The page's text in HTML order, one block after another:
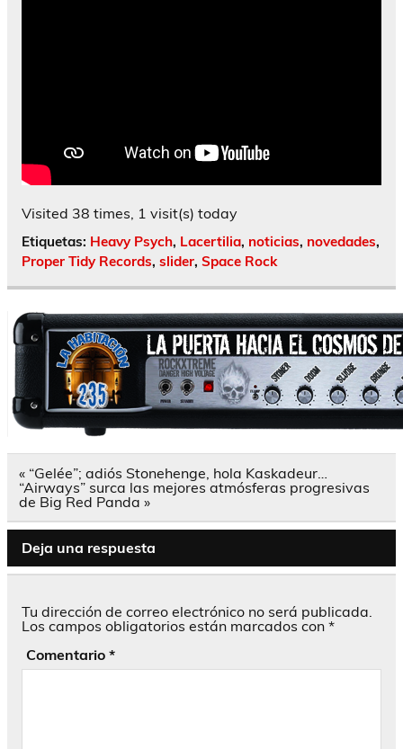
Visited 38 times, 1 visit(s) today
Etiquetas: Heavy Psych, Lacertilia, noticias, novedades,
Proper Tidy Records, slider, Space Rock
Navegación
de
entradas
« “Gelée”; adiós Stonehenge, hola Kaskadeur…
“Airways” surca las mejores atmósferas progresivas
de Big Red Panda »
Deja una respuesta
Tu dirección de correo electrónico no será publicada.
Los campos obligatorios están marcados con *
Comentario *